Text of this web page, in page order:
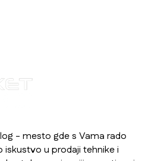
- mesto gde s Vama rado
iskustvo u prodaji tehnike i